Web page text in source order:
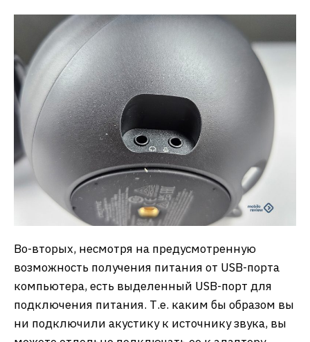
Во-вторых, несмотря на предусмотренную
возможность получения питания от USB-порта
компьютера, есть выделенный USB-порт для
подключения питания. Т.е. каким бы образом вы
ни подключили акустику к источнику звука, вы